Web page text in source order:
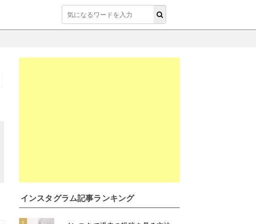
インスタグラム記事ランキング
1